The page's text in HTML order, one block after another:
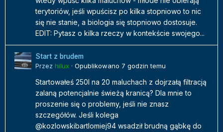
terytoriów, jeśli wpuścisz po kilka stopniowo to nic
się nie stanie, a biologia się stopniowo dostosuje.
EDIT: Pytasz o kilka rzeczy w kontekście swojego...
Start z brudem
Przez hilux · Opublikowano 7 godzin temu
Startowałeś 250l na 20 maluchach z dojrzałą filtracją
zalaną potencjalnie świeżą kranicą? Dla mnie to
proszenie się o problemy, jeśli nie znasz
szczegółów. Jeśli kolega
@kozlowskibartlomiej94 wsadził brudną gąbkę do